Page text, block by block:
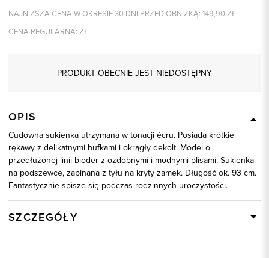
NAJNIŻSZA CENA W OKRESIE 30 DNI PRZED OBNIŻKĄ: 149,90 ZŁ
CENA REGULARNA: ZŁ
PRODUKT OBECNIE JEST NIEDOSTĘPNY
OPIS
Cudowna sukienka utrzymana w tonacji écru. Posiada krótkie
rękawy z delikatnymi bufkami i okrągły dekolt. Model o
przedłużonej linii bioder z ozdobnymi i modnymi plisami. Sukienka
na podszewce, zapinana z tyłu na kryty zamek. Długość ok. 93 cm.
Fantastycznie spisze się podczas rodzinnych uroczystości.
SZCZEGÓŁY